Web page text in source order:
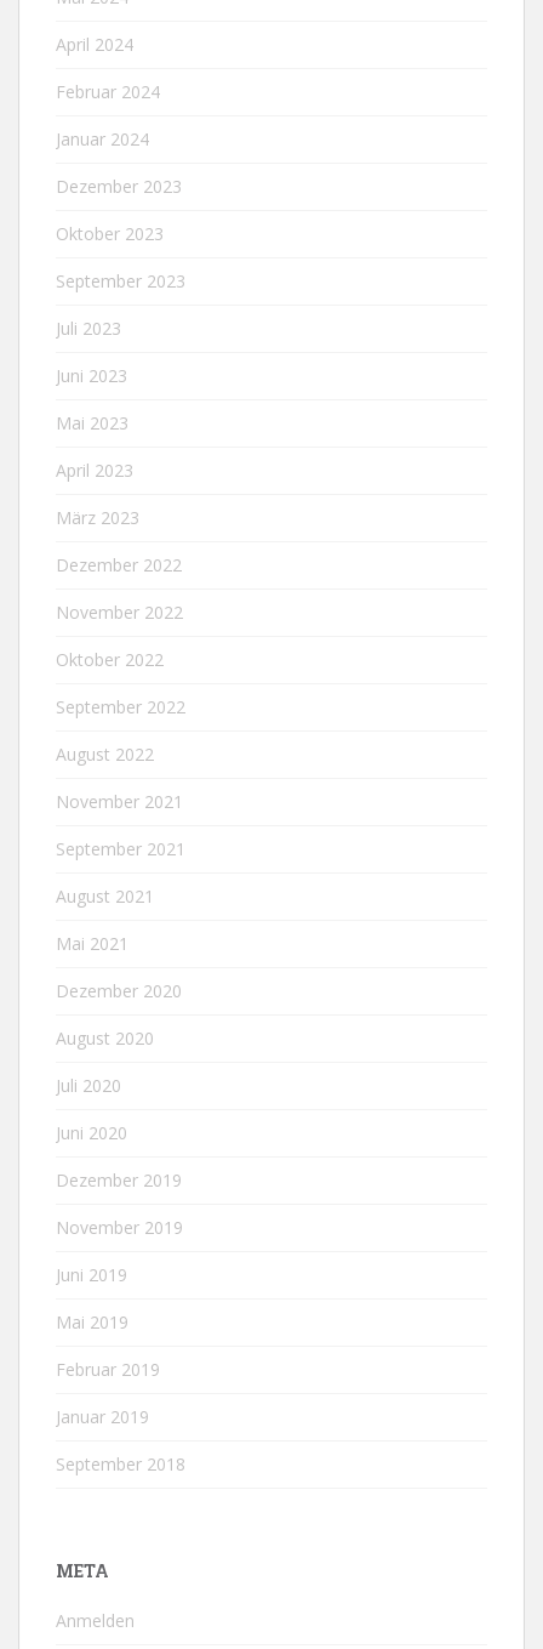
April 2024
Februar 2024
Januar 2024
Dezember 2023
Oktober 2023
September 2023
Juli 2023
Juni 2023
Mai 2023
April 2023
März 2023
Dezember 2022
November 2022
Oktober 2022
September 2022
August 2022
November 2021
September 2021
August 2021
Mai 2021
Dezember 2020
August 2020
Juli 2020
Juni 2020
Dezember 2019
November 2019
Juni 2019
Mai 2019
Februar 2019
Januar 2019
September 2018
META
Anmelden